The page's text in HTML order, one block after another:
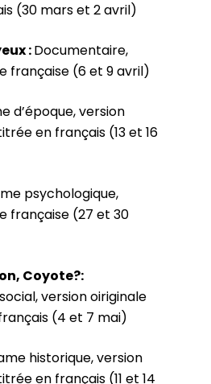
(30 mars et 2 avril)
:Documentaire,
française (6 et 9 avril)
d’époque, version
en français (13 et 16
psychologique,
française (27 et 30
Coyote?:
version oiriginale
(4 et 7 mai)
historique, version
en français (11 et 14